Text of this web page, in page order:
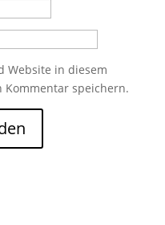
Website in diesem
speichern.